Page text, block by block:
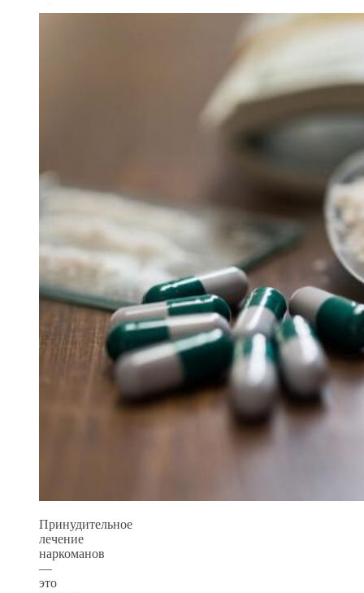
Принудительное
лечение
наркоманов
—
это